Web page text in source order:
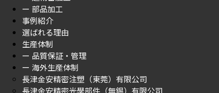
ー 部品加工
事例紹介
選ばれる理由
生産体制
ー 品質保証・管理
ー 海外生産体制
長津金安精密注塑（東莞）有限公司
長津金安精密光學部件（無錫）有限公司